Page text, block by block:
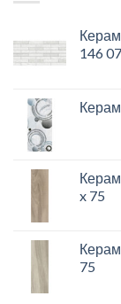
146
x 75
75